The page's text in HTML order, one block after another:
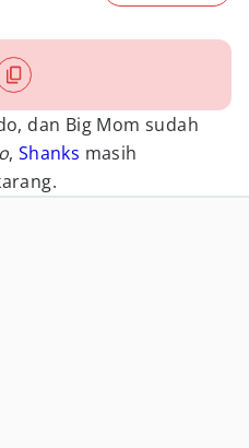
dan Big Mom sudah
, Shanks masih